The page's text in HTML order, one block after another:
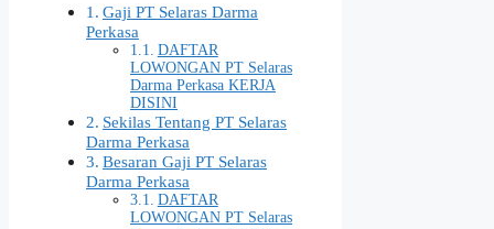
Gaji PT Selaras Darma
Perkasa
DAFTAR
LOWONGAN PT Selaras
Darma Perkasa KERJA
DISINI
Sekilas Tentang PT Selaras
Darma Perkasa
Besaran Gaji PT Selaras
Darma Perkasa
DAFTAR
LOWONGAN PT Selaras